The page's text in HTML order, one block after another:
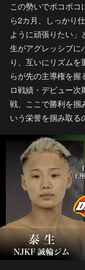
この勢いでボコボ
ら2カ月、しっかり
ように頑張りたい
生がアグレッシブに
り、互いにリズム
らが先の主導権を
ロ戦績・デビュー
戦、ここで勝利を掴
いう栄誉を掴み取る